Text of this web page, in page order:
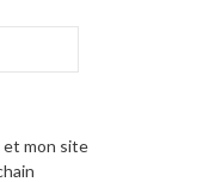
et mon site